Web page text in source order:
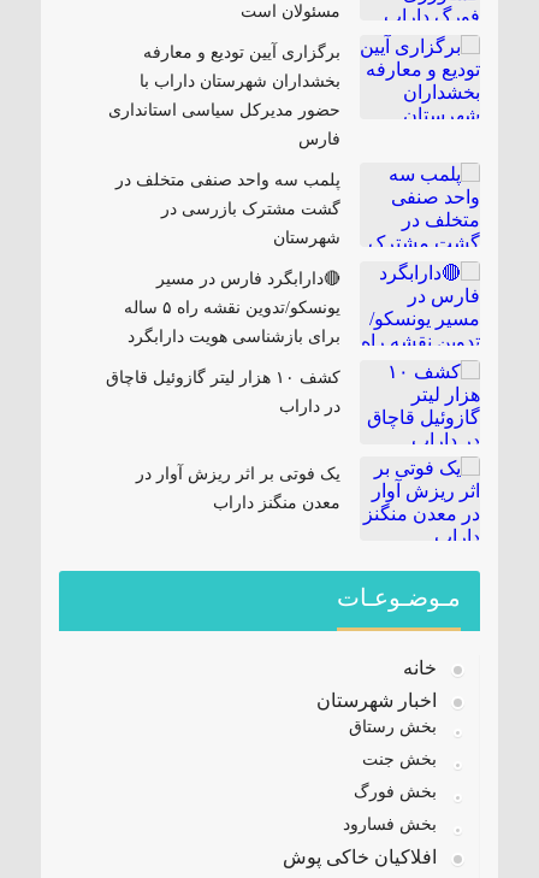
مسئولان است
برگزاری آیین تودیع و معارفه
بخشداران شهرستان داراب با
حضور مدیرکل سیاسی استانداری
فارس
پلمب سه واحد صنفی متخلف در
گشت مشترک بازرسی در
شهرستان
🔴دارابگرد فارس در مسیر
یونسکو/تدوین نقشه راه ۵ ساله
برای بازشناسی هویت دارابگرد
کشف ۱۰ هزار لیتر گازوئیل قاچاق
در داراب
یک فوتی بر اثر ریزش آوار در
معدن منگنز داراب
مـوضـوعـات
خانه
اخبار شهرستان
بخش رستاق
بخش جنت
بخش فورگ
بخش فسارود
افلاکیان خاکی پوش